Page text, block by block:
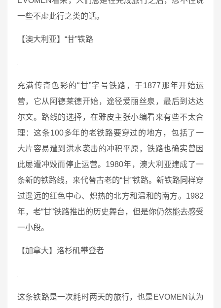
一些不虚此行之类的话。
【澳大利亚】“甘”铁路
充满传奇色彩的“甘”字号铁路，于1877那年开始运
营，它从阿德莱德开始，途径爱丽丝泉，最后到达达
尔文。路线的选择，在雅皮主张小编看来有些不太合
理：这条100多年的老铁路要穿过的地方，包括了一
大片容易遭到洪水袭击的冲积平原，铁路也确实曾因
此屡遭冲毁而停止运营。1980年，澳大利亚建成了一
条新的铁路线，来代替古老的“甘”铁路。新铁路同样穿
过遥远的红色中心、炽热的北方和温和的南方。1982
年，老“甘”铁路推出的历史舞台，但是你仍然能去感受
一小段。
【加拿大】洛杉矶攀登者
这条铁路是一次耗时两天的旅行，也是EVOMEN认为